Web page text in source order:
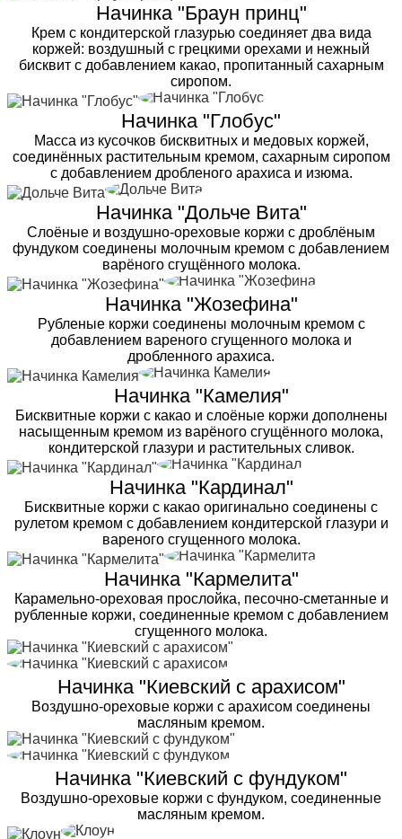
Начинка "Браун принц"
Крем с кондитерской глазурью соединяет два вида
коржей: воздушный с грецкими орехами и нежный
бисквит с добавлением какао, пропитанный сахарным
сиропом.
Начинка "Глобус"
Масса из кусочков бисквитных и медовых коржей,
соединённых растительным кремом, сахарным сиропом
с добавлением дробленого арахиса и изюма.
Начинка "Дольче Вита"
Слоёные и воздушно-ореховые коржи с дроблёным
фундуком соединены молочным кремом с добавлением
варёного сгущённого молока.
Начинка "Жозефина"
Рубленые коржи соединены молочным кремом с
добавлением вареного сгущенного молока и
дробленного арахиса.
Начинка "Камелия"
Бисквитные коржи с какао и слоёные коржи дополнены
насыщенным кремом из варёного сгущённого молока,
кондитерской глазури и растительных сливок.
Начинка "Кардинал"
Бисквитные коржи с какао оригинально соединены с
рулетом кремом с добавлением кондитерской глазури и
вареного сгущенного молока.
Начинка "Кармелита"
Карамельно-ореховая прослойка, песочно-сметанные и
рубленные коржи, соединенные кремом с добавлением
сгущенного молока.
Начинка "Киевский с арахисом"
Воздушно-ореховые коржи с арахисом соединены
масляным кремом.
Начинка "Киевский с фундуком"
Воздушно-ореховые коржи с фундуком, соединенные
масляным кремом.